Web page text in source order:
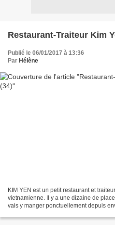
Restaurant-Traiteur Kim
Publié le 06/01/2017 à 13:36
Par Hélène
KIM YEN est un petit restaurant et
vietnamienne. Il y a une dizaine de
vais y manger ponctuellement depuis